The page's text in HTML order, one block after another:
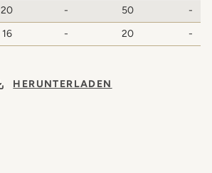
20 - 50
-
16 - 20 -
HERUNTERLADEN